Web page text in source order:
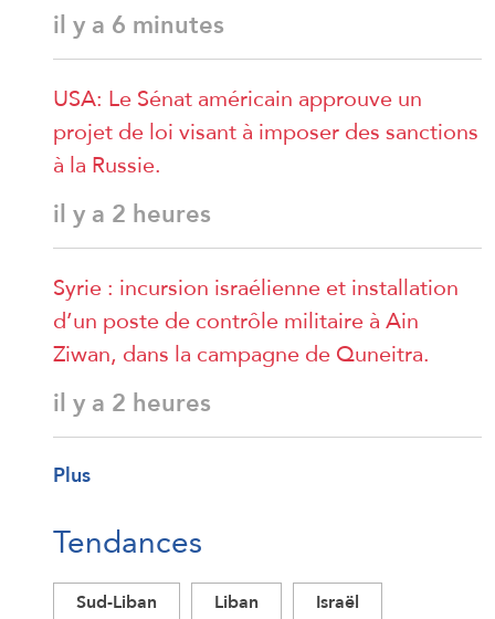
il y a 6 minutes
USA: Le Sénat américain approuve un
projet de loi visant à imposer des sanctions
à la Russie.
il y a 2 heures
Syrie : incursion israélienne et installation
d’un poste de contrôle militaire à Ain
Ziwan, dans la campagne de Quneitra.
il y a 2 heures
Plus
Tendances
Sud-Liban Liban
Israël